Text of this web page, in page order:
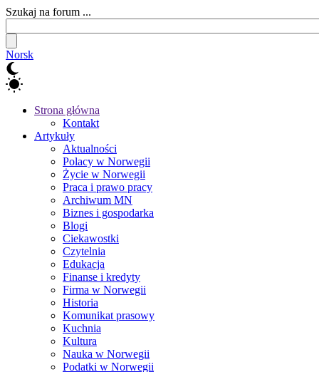
Szukaj na forum ...
Norsk
Strona główna
Kontakt
Artykuły
Aktualności
Polacy w Norwegii
Życie w Norwegii
Praca i prawo pracy
Archiwum MN
Biznes i gospodarka
Blogi
Ciekawostki
Czytelnia
Edukacja
Finanse i kredyty
Firma w Norwegii
Historia
Komunikat prasowy
Kuchnia
Kultura
Nauka w Norwegii
Podatki w Norwegii